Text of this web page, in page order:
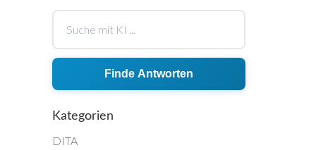
Finde Antworten
Kategorien
DITA